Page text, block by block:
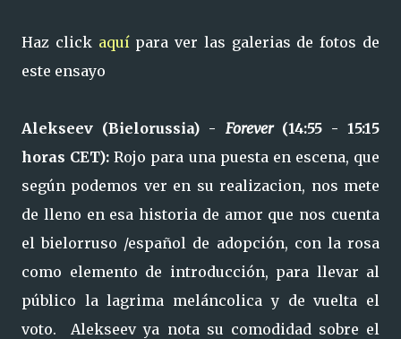
Haz click aquí para ver las galerias de fotos de
este ensayo
Alekseev (Bielorussia) - Forever (14:55 - 15:15
horas CET):Rojo para una puesta en escena, que
según podemos ver en su realizacion, nos mete
de lleno en esa historia de amor que nos cuenta
el bielorruso /español de adopción, con la rosa
como elemento de introducción, para llevar al
público la lagrima meláncolica y de vuelta el
voto. Alekseev ya nota su comodidad sobre el